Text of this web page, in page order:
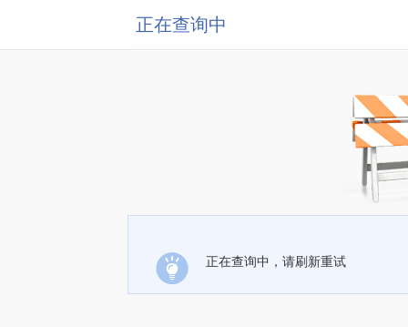
正在查询中
正在查询中，请刷新重试